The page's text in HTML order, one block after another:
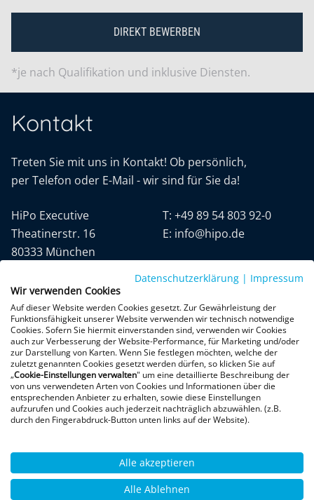
DIREKT BEWERBEN
*je nach Qualifikation und inklusive Diensten.
Kontakt
Treten Sie mit uns in Kontakt! Ob persönlich,
per Telefon oder E-Mail - wir sind für Sie da!
HiPo Executive
Theatinerstr. 16
80333 München
T: +49 89 54 803 92-0
E: info@hipo.de
Datenschutz AGB Impressum
+300 Google-Rezensionen
★★★★★
4,9 von 5 Sternen
Datenschutzerklärung | Impressum
Wir verwenden Cookies
Auf dieser Website werden Cookies gesetzt. Zur Gewährleistung der
Funktionsfähigkeit unserer Website verwenden wir technisch notwendige
Cookies. Sofern Sie hiermit einverstanden sind, verwenden wir Cookies
auch zur Verbesserung der Website-Performance, für Marketing und/oder
zur Darstellung von Karten. Wenn Sie festlegen möchten, welche der
zuletzt genannten Cookies gesetzt werden dürfen, so klicken Sie auf
„Cookie-Einstellungen verwalten" um eine detaillierte Beschreibung der
von uns verwendeten Arten von Cookies und Informationen über die
entsprechenden Anbieter zu erhalten, sowie diese Einstellungen
aufzurufen und Cookies auch jederzeit nachträglich abzuwählen. (z.B.
durch den Fingerabdruck-Button unten links auf der Website).
Alle akzeptieren
Alle Ablehnen